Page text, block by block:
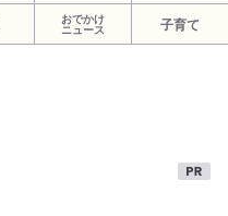
おでかけ
ニュース
子育て